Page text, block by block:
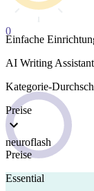
0
Einfache
AI Writing Assistant
Kategorie-
Preise
neuroflash
Preise
Essential